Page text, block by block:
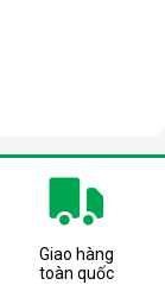
Giao hàng
toàn quốc